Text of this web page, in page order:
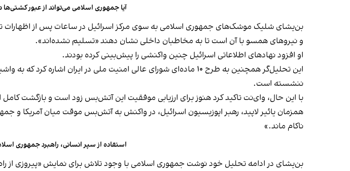
آیا جمهوری اسلامی می‌تواند از عبور کشتی‌ها
بن‌یشای شلیک موشک‌های جمهوری اسلامی به سوی مرکز اسرائیل در ساعات پس از اظهارات
و نیروهای همسو با آن است تا به مخاطبان داخلی نشان دهند «تسلیم نشده‌اند».
او افزود نهادهای اطلاعاتی اسرائیل چنین واکنشی را پیش‌بینی کرده بودند.
این تحلیل‌گر همچنین به طرح ۱۰ ماده‌ای شورای عالی امنیت ملی در
ننشسته است.
با این حال، وای‌نت تاکید کرد هنوز برای ارزیابی موفقیت این آتش‌بس زود است و بازگشت
همزمان یائیر لاپید، رهبر اپوزیسیون اسرائیل، در واکنش به آتش‌بس موقت میان آمریکا و
ناکام ماند.»
استفاده از سپر انسانی، راهبرد جمهوری
بن‌یشای در ادامه تحلیل خود نوشت جمهوری اسلامی با وجود تلاش برای نمایش «پیروزی از